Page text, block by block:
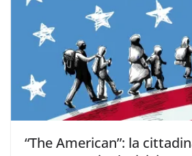
“The American”: la